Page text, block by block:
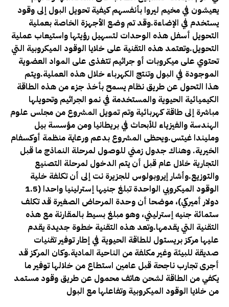
يعيشون في مخيم ليروا بأنفسهم كيفية تحويل البول إلى وقود
يستخدم في الإضاءة.وقد تم وضع الأجهزة الخاصة بعملية
التحويل أسفل هذه الوحدات لتسهيل رؤيتها واستيعاب عملية
التحويل.وتعتمد هذه التقنية على خلايا الوقود الميكروبية التي
تحتوي على ميكروبات أو جراثيم تتغذى على المواد العضوية
الموجودة في البول وتنتج الكهرباء خلال هذه العملية.ويتم
هذا التحول عن طريق نظام يسمح بأخذ جزء من هذه الطاقة
الكيميائية الحيوية والمستخدمة في نمو الجراثيم وتحويلها
مباشرة إلى طاقة كهربائية وتم تمويل المشروع من مجلس علوم
الهندسة والفيزياء للأبحاث في بريطانيا ومن مؤسسة بيل
ومليندا غيتس.ويحظى المشروع بدعم ورعاية منظمة أوكسفام
الخيرية. وهناك جدول زمني للوصول لمرحلة النماذج ما قبل
التجارية خلال عام قبل أن يتم الدخول لمرحلة التصنيع
والتوزيع.وأشار إيروبولوس للجزيرة نت إلى أن تكلفة خلية
الوقود الميكروبي الواحدة تبلغ جنيها إسترلينيا واحدا (1.5
دولار أميركي)، موضحا أن وحدة المرحاض الصغيرة قد تكلف
ستمائة جنيه إسترليني، وهو مبلغ بسيط بالمقارنة مع هذه
التقنية التي يقدمها.وتعد هذه التقنية خطوة جديدة يقدم
عليها مركز بريستول للطاقة الحيوية في إطار توفير تقنيات
صديقة للبيئة وغير مكلفة من الناحية المادية.وكان المركز قد
أجرى تجارب ناجحة قبل عامين استطاع من خلالها توفير ما
يكفي من الطاقة لشحن هاتف محمول عن طريق وقود مستمد
من خلايا الوقود الميكروبية وتفاعلها مع البول